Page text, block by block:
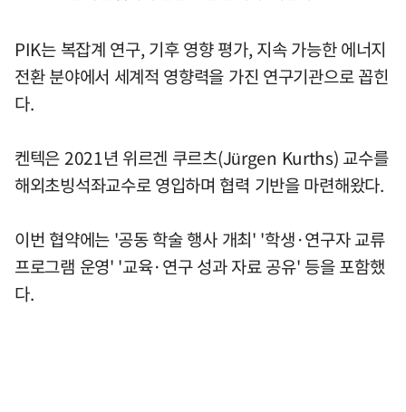
PIK는 복잡계 연구, 기후 영향 평가, 지속 가능한 에너지
전환 분야에서 세계적 영향력을 가진 연구기관으로 꼽힌
다.
켄텍은 2021년 위르겐 쿠르츠(Jürgen Kurths) 교수를
해외초빙석좌교수로 영입하며 협력 기반을 마련해왔다.
이번 협약에는 '공동 학술 행사 개최' '학생·연구자 교류
프로그램 운영' '교육·연구 성과 자료 공유' 등을 포함했
다.